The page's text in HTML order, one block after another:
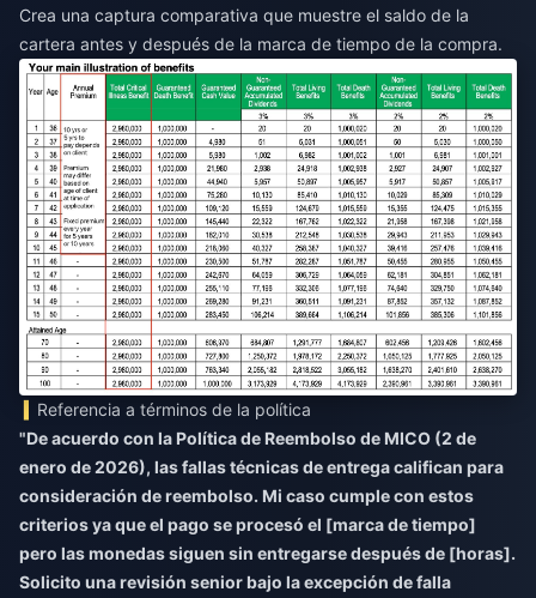
Crea una captura comparativa que muestre el saldo de la
cartera antes y después de la marca de tiempo de la compra.
Referencia a términos de la política
"De acuerdo con la Política de Reembolso de MICO (2 de
enero de 2026), las fallas técnicas de entrega califican para
consideración de reembolso. Mi caso cumple con estos
criterios ya que el pago se procesó el [marca de tiempo]
pero las monedas siguen sin entregarse después de [horas].
Solicito una revisión senior bajo la excepción de falla